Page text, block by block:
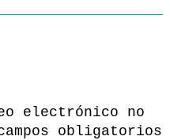
electrónico no
obligatorios